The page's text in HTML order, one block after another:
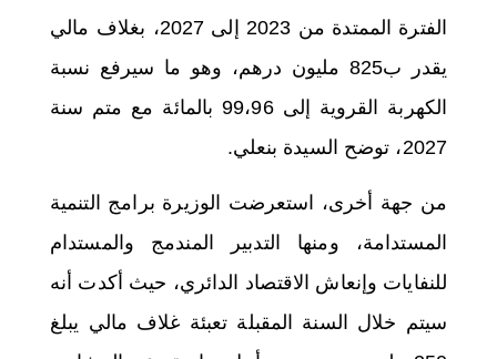
الفترة الممتدة من 2023 إلى 2027، بغلاف مالي
يقدر ب825 مليون درهم، وهو ما سيرفع نسبة
الكهربة القروية إلى 99،96 بالمائة مع متم سنة
2027، توضح السيدة بنعلي.
من جهة أخرى، استعرضت الوزيرة برامج التنمية
المستدامة، ومنها التدبير المندمج والمستدام
للنفايات وإنعاش الاقتصاد الدائري، حيث أكدت أنه
سيتم خلال السنة المقبلة تعبئة غلاف مالي يبلغ